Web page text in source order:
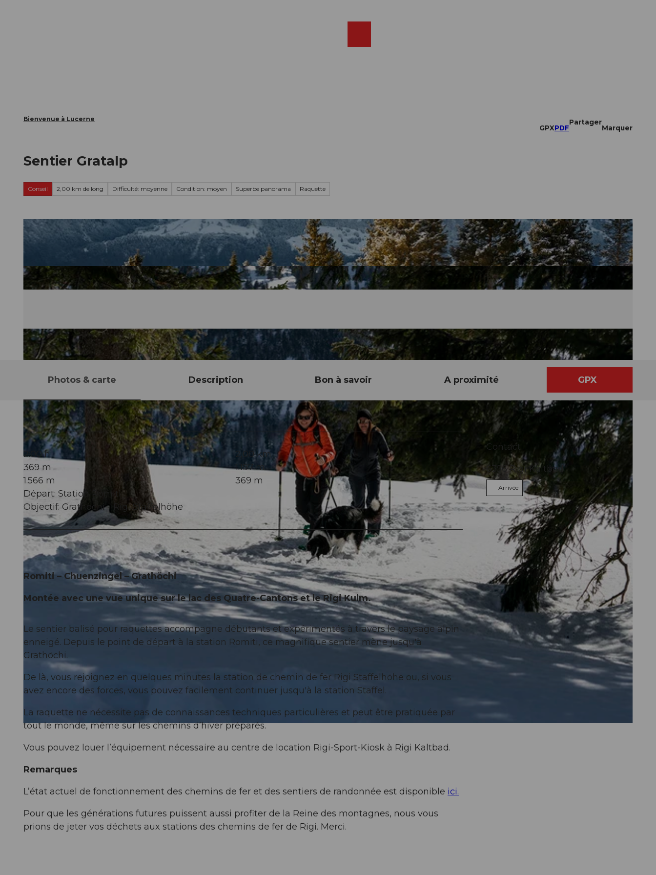
Bienvenue à Lucerne
GPXPDF
Partager
Marquer
Sentier Gratalp
Conseil 2,00 km de long Difficulté: moyenne Condition: moyen Superbe panorama Raquette
© Beat Brechbühl, Gäste-Service Rigi
© Gäste-Service Rigi
Photos & carte Description Bon à savoir A proximité GPX
2:00 h
2,00 km
369 m
1.197 m
1.566 m
369 m
Départ: Station Romiti
Objectif: Grathöchi - Rigi Staffelhöhe
Romiti – Chuenzingel – Grathöchi
Montée avec une vue unique sur le lac des Quatre-Cantons et le Rigi Kulm.
Le sentier balisé pour raquettes accompagne débutants et expérimentés à travers le paysage alpin
enneigé. Depuis le point de départ à la station Romiti, ce magnifique sentier mène jusqu'à
Grathöchi.
De là, vous rejoignez en quelques minutes la station de chemin de fer Rigi Staffelhöhe ou, si vous
avez encore des forces, vous pouvez facilement continuer jusqu'à la station Staffel.
La raquette ne nécessite pas de connaissances techniques particulières et peut être pratiquée par
tout le monde, même sur les chemins d’hiver préparés.
Vous pouvez louer l’équipement nécessaire au centre de location Rigi-Sport-Kiosk à Rigi Kaltbad.
Remarques
L’état actuel de fonctionnement des chemins de fer et des sentiers de randonnée est disponible ici.
Pour que les générations futures puissent aussi profiter de la Reine des montagnes, nous vous
prions de jeter vos déchets aux stations des chemins de fer de Rigi. Merci.
Contact
6356Rigi Kaltbad
Arrivée